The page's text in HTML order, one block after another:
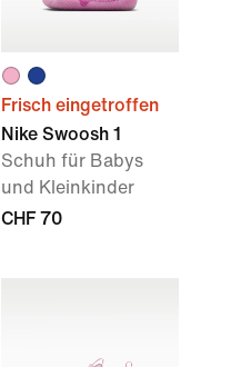
Frisch eingetroffen
Nike Swoosh 1
Schuh für Babys
und Kleinkinder
CHF 70